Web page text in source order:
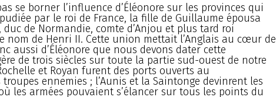
se borner l’influence d’Éléonore sur les provinces qui
par le roi de France, la fille de Guillaume épousa
de Normandie, comte d’Anjou et plus tard roi
nom de Henri II. Cette union mettait l’Anglais au cœur de
aussi d’Éléonore que nous devons dater cette
de trois siècles sur toute la partie sud-ouest de notre
et Royan furent des ports ouverts au
ennemies ; l’Aunis et la Saintonge devinrent les
les armées pouvaient s’élancer sur tous les points du